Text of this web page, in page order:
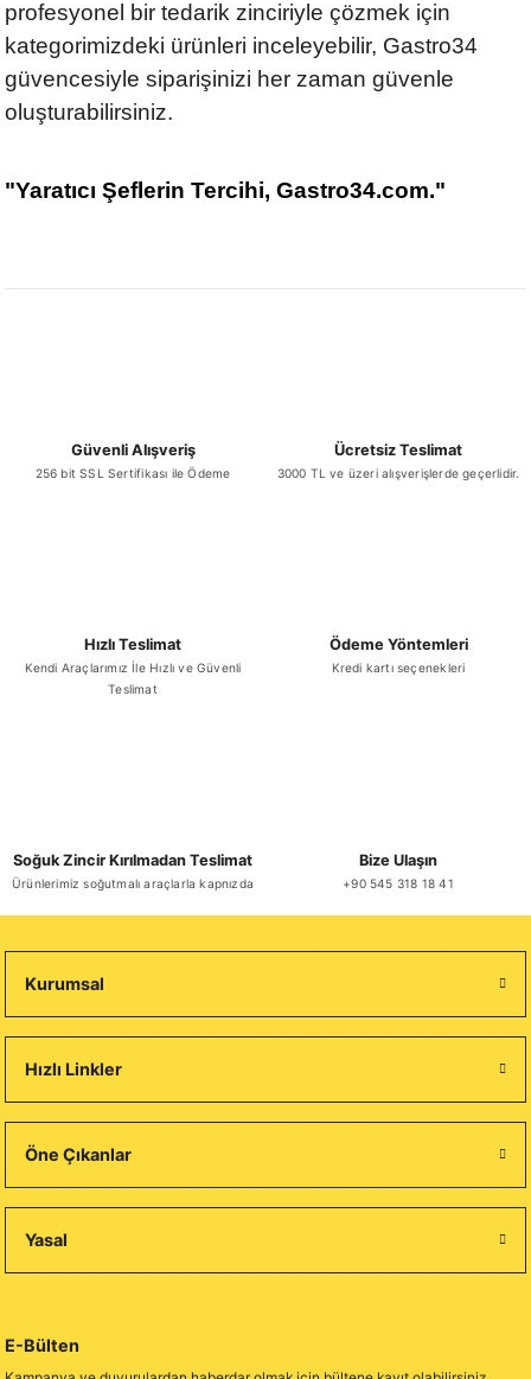
profesyonel bir tedarik zinciriyle çözmek için
kategorimizdeki ürünleri inceleyebilir, Gastro34
güvencesiyle siparişinizi her zaman güvenle
oluşturabilirsiniz.
"Yaratıcı Şeflerin Tercihi, Gastro34.com."
Güvenli Alışveriş
256 bit SSL Sertifikası ile Ödeme
Ücretsiz Teslimat
3000 TL ve üzeri alışverişlerde geçerlidir.
Hızlı Teslimat
Kendi Araçlarımız İle Hızlı ve Güvenli
Teslimat
Ödeme Yöntemleri
Kredi kartı seçenekleri
Soğuk Zincir Kırılmadan Teslimat
Ürünlerimiz soğutmalı araçlarla kapnızda
Bize Ulaşın
+90 545 318 18 41
Kurumsal
Hızlı Linkler
Öne Çıkanlar
Yasal
E-Bülten